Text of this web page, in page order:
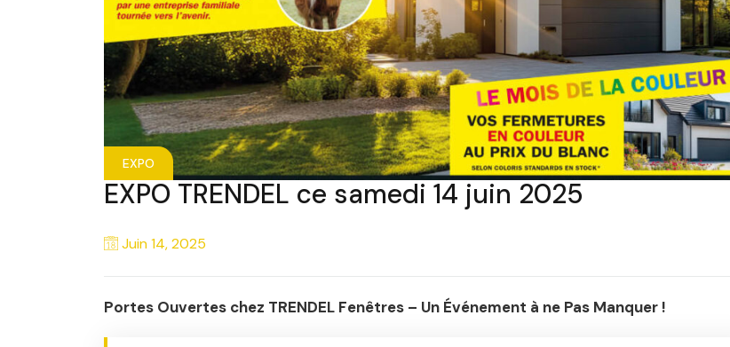
EXPO
EXPO TRENDEL ce samedi 14 juin 2025
Juin 14, 2025
Portes Ouvertes chez TRENDEL Fenêtres – Un Événement à ne Pas Manquer !